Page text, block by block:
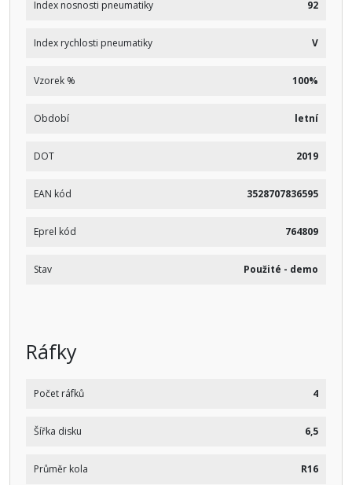
Index nosnosti pneumatiky 92
Index rychlosti pneumatiky V
Vzorek % 100%
Období letní
DOT 2019
EAN kód 3528707836595
Eprel kód 764809
Stav Použité - demo
Ráfky
Počet ráfků 4
Šířka disku 6,5
Průměr kola R16